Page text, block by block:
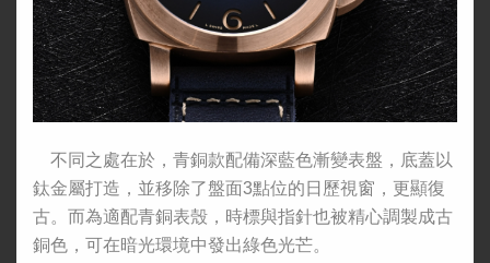
不同之處在於，青銅款配備深藍色漸變表盤，底蓋以
鈦金屬打造，並移除了盤面3點位的日歷視窗，更顯復
古。而為適配青銅表殼，時標與指針也被精心調製成古
銅色，可在暗光環境中發出綠色光芒。